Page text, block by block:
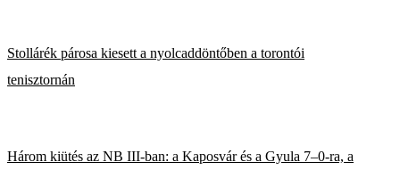
Stollárék párosa kiesett a nyolcaddöntőben a torontói
tenisztornán
Három kiütés az NB III-ban: a Kaposvár és a Gyula 7–0-ra, a